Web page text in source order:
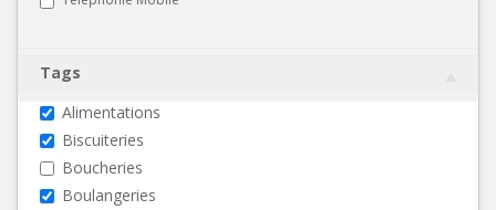
Tags
Alimentations
Biscuiteries
Boucheries
Boulangeries